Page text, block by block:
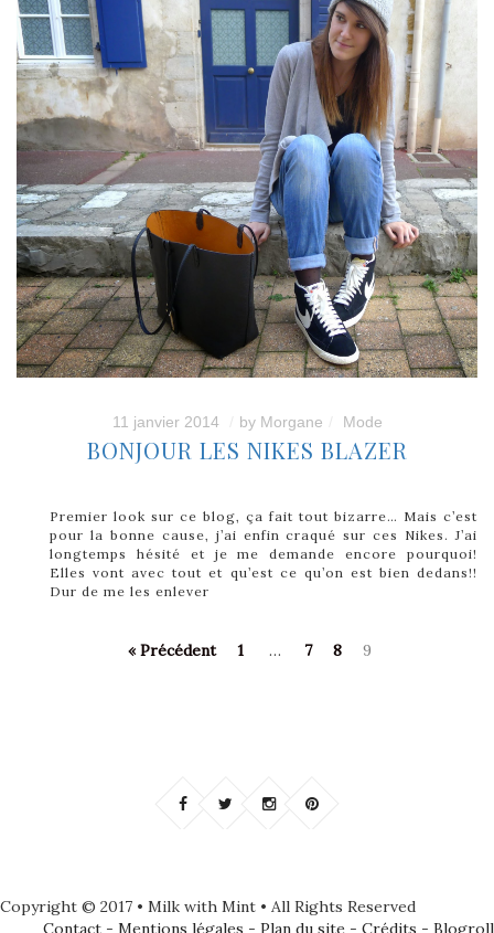
11 janvier 2014 by Morgane Mode
BONJOUR LES NIKES BLAZER
Premier look sur ce blog, ça fait tout bizarre… Mais c’est
pour la bonne cause, j’ai enfin craqué sur ces Nikes. J’ai
longtemps hésité et je me demande encore pourquoi!
Elles vont avec tout et qu’est ce qu’on est bien dedans!!
Dur de me les enlever
« Précédent 1 … 7 8 9
Copyright © 2017 • Milk with Mint • All Rights Reserved
Contact - Mentions légales - Plan du site - Crédits - Blogroll